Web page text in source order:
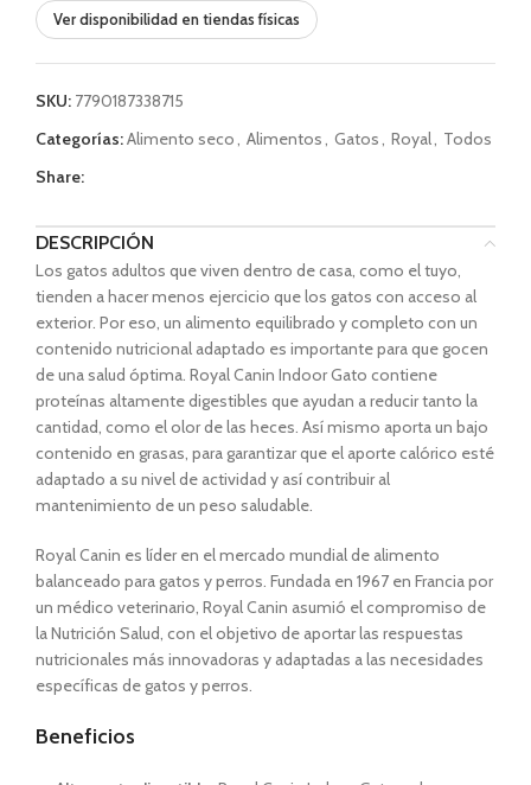
Ver disponibilidad en tiendas físicas
SKU: 7790187338715
Categorías:Alimento seco, Alimentos, Gatos, Royal, Todos
Share:
DESCRIPCIÓN
Los gatos adultos que viven dentro de casa, como el tuyo,
tienden a hacer menos ejercicio que los gatos con acceso al
exterior. Por eso, un alimento equilibrado y completo con un
contenido nutricional adaptado es importante para que gocen
de una salud óptima. Royal Canin Indoor Gato contiene
proteínas altamente digestibles que ayudan a reducir tanto la
cantidad, como el olor de las heces. Así mismo aporta un bajo
contenido en grasas, para garantizar que el aporte calórico esté
adaptado a su nivel de actividad y así contribuir al
mantenimiento de un peso saludable.
Royal Canin es líder en el mercado mundial de alimento
balanceado para gatos y perros. Fundada en 1967 en Francia por
un médico veterinario, Royal Canin asumió el compromiso de
la Nutrición Salud, con el objetivo de aportar las respuestas
nutricionales más innovadoras y adaptadas a las necesidades
específicas de gatos y perros.
Beneficios